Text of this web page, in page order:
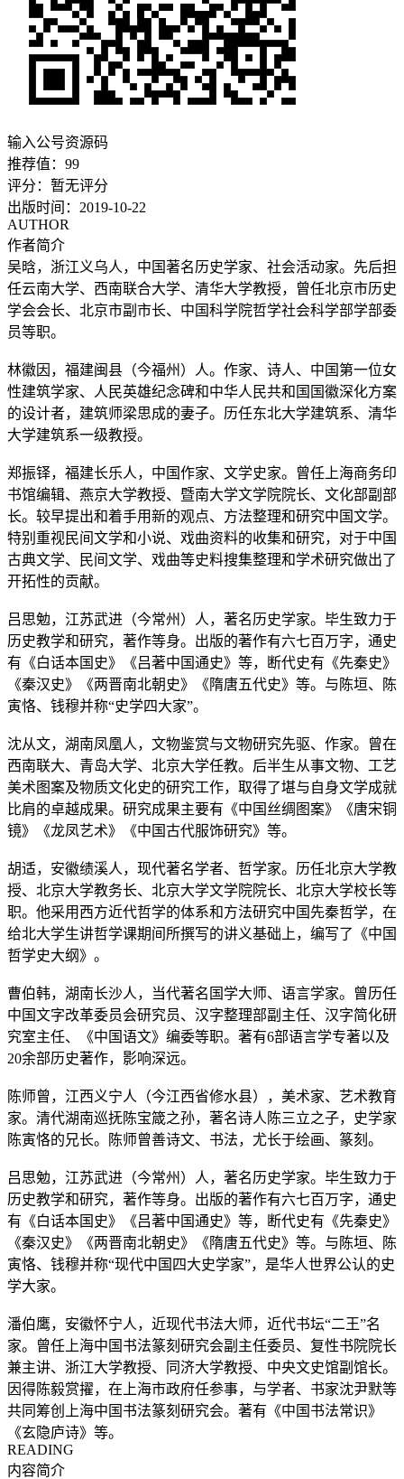
输入公号资源码
推荐值： 99
评分： 暂无评分
出版时间： 2019-10-22
AUTHOR
作者简介
吴晗，浙江义乌人，中国著名历史学家、社会活动家。先后担
任云南大学、西南联合大学、清华大学教授，曾任北京市历史
学会会长、北京市副市长、中国科学院哲学社会科学部学部委
员等职。
林徽因 ，福建闽县（今福州）人。作家、诗人、中国第一位女
性建筑学家、人民英雄纪念碑和中华人民共和国国徽深化方案
的设计者，建筑师梁思成的妻子。历任东北大学建筑系、清华
大学建筑系一级教授。
郑振铎，福建长乐人，中国作家、文学史家。曾任上海商务印
书馆编辑、燕京大学教授、暨南大学文学院院长、文化部副部
长。较早提出和着手用新的观点、方法整理和研究中国文学。
特别重视民间文学和小说、戏曲资料的收集和研究，对于中国
古典文学、民间文学、戏曲等史料搜集整理和学术研究做出了
开拓性的贡献。
吕思勉，江苏武进（今常州）人，著名历史学家。毕生致力于
历史教学和研究，著作等身。出版的著作有六七百万字，通史
有《白话本国史》《吕著中国通史》等，断代史有《先秦史》
《秦汉史》《两晋南北朝史》《隋唐五代史》等。与陈垣、陈
寅恪、钱穆并称“史学四大家”。
沈从文，湖南凤凰人，文物鉴赏与文物研究先驱、作家。曾在
西南联大、青岛大学、北京大学任教。后半生从事文物、工艺
美术图案及物质文化史的研究工作，取得了堪与自身文学成就
比肩的卓越成果。研究成果主要有《中国丝绸图案》《唐宋铜
镜》《龙凤艺术》《中国古代服饰研究》等。
胡适，安徽绩溪人，现代著名学者、哲学家。历任北京大学教
授、北京大学教务长、北京大学文学院院长、北京大学校长等
职。他采用西方近代哲学的体系和方法研究中国先秦哲学，在
给北大学生讲哲学课期间所撰写的讲义基础上，编写了《中国
哲学史大纲》。
曹伯韩，湖南长沙人，当代著名国学大师、语言学家。曾历任
中国文字改革委员会研究员、汉字整理部副主任、汉字简化研
究室主任、《中国语文》编委等职。著有6部语言学专著以及
20余部历史著作，影响深远。
陈师曾 ，江西义宁人（今江西省修水县），美术家、艺术教育
家。清代湖南巡抚陈宝箴之孙，著名诗人陈三立之子，史学家
陈寅恪的兄长。陈师曾善诗文、书法，尤长于绘画、篆刻。
吕思勉，江苏武进（今常州）人，著名历史学家。毕生致力于
历史教学和研究，著作等身。出版的著作有六七百万字，通史
有《白话本国史》《吕著中国通史》等，断代史有《先秦史》
《秦汉史》《两晋南北朝史》《隋唐五代史》等。与陈垣、陈
寅恪、钱穆并称“现代中国四大史学家”，是华人世界公认的史
学大家。
潘伯鹰，安徽怀宁人，近现代书法大师，近代书坛“二王”名
家。曾任上海中国书法篆刻研究会副主任委员、复性书院院长
兼主讲、浙江大学教授、同济大学教授、中央文史馆副馆长。
因得陈毅赏擢，在上海市政府任参事，与学者、书家沈尹默等
共同筹创上海中国书法篆刻研究会。著有《中国书法常识》
《玄隐庐诗》等。
READING
内容简介